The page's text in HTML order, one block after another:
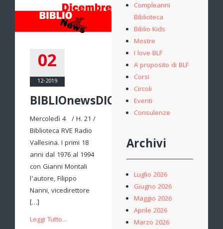
02
12-2019
BIBLIOnewsDICEMBRE
Mercoledì 4 / H. 21 /
Biblioteca RVE Radio
Vallesina. I primi 18
anni dal 1976 al 1994
con Gianni Montali
l’autore, Filippo
Nanni, vicedirettore
[…]
Leggi Tutto...
Compleanni
Biblioteca
Biblio Kids
Mostre
I love BLF
A proposito di BLF
Corsi
Circoli
Eventi
Consulenze
Archivi
Luglio 2026
Giugno 2026
Maggio 2026
Aprile 2026
Marzo 2026